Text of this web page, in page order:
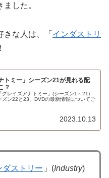
ました。
きな人は、「 インダストリ
トミー」シーズン21が見れる配
？
グレイズアナトミー」(シーズン1～21)
ズン22と23、DVDの最新情報についてご
2023.10.13
ダストリー 」(Industry)